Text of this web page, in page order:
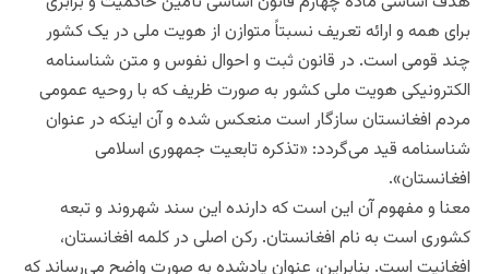
برای همه و ارائه تعریف نسبتاً متوازن از هویت ملی در یک کشور
چند قومی است. در قانون ثبت و احوال نفوس و متن شناسنامه
الکترونیکی هویت ملی کشور به صورت ظریف که با روحیه عمومی
مردم افغانستان سازگار است منعکس شده و آن اینکه در عنوان
شناسنامه قید می‌گردد: «تذکره تابعیت جمهوری اسلامی
افغانستان».
معنا و مفهوم آن این است که دارنده این سند شهروند و تبعه
کشوری است به نام افغانستان. رکن اصلی در کلمه افغانستان،
افغانیت است. بنابراین، عنوان یادشده به صورت واضح می‌رساند که